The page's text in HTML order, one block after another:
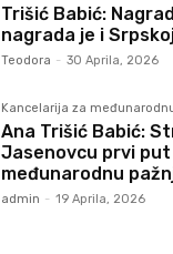
Trišić Babić:
nagrada je i
Teodora - 30 Aprila, 2026
Kancelarija za
Ana Trišić Babić:
Jasenovcu prvi
međunarodnu
admin - 19 Aprila, 2026